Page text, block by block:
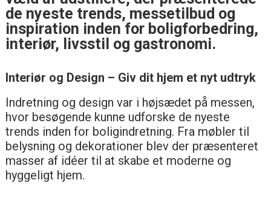
de nyeste trends, messetilbud og
inspiration inden for boligforbedring,
interiør, livsstil og gastronomi.
Interiør og Design – Giv dit hjem et nyt udtryk
Indretning og design var i højsædet på messen,
hvor besøgende kunne udforske de nyeste
trends inden for boligindretning. Fra møbler til
belysning og dekorationer blev der præsenteret
masser af idéer til at skabe et moderne og
hyggeligt hjem.